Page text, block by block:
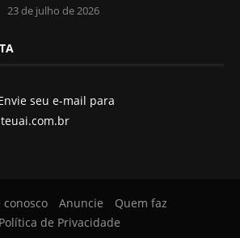
23 de julho de 2026
seu e-mail para
conosco Anuncie
Quem faz
Política de Privacidade